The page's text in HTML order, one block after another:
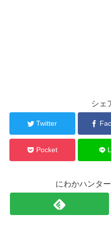
シェ
Twitter
Pocket
にわかハンタ